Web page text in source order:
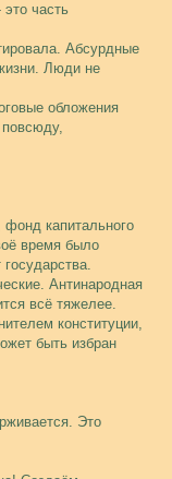
часть
Абсурдные
Люди не
обложения
капитального
время было
Антинародная
всё тяжелее.
конституции,
быть избран
Это